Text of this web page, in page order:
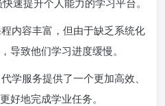
内容丰富，但由于缺乏系统化
导致他们学习进度缓慢。
学服务提供了一个更加高效、
好地完成学业任务。